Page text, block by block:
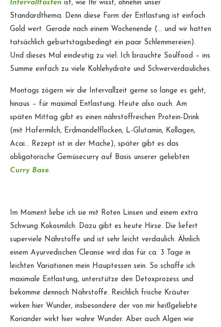
Intervallfasten ist, wie Ihr wisst, ohnehin unser
Standardthema. Denn diese Form der Entlastung ist einfach
Gold wert. Gerade nach einem Wochenende (… und wir hatten
tatsächlich geburtstagsbedingt ein paar Schlemmereien).
Und dieses Mal eindeutig zu viel: Ich brauchte Soulfood – ins
Summe einfach zu viele Kohlehydrate und Schwerverdauliches.
Montags zögern wir die Intervallzeit gerne so lange es geht,
hinaus – für maximal Entlastung. Heute also auch. Am
späten Mittag gibt es einen nährstoffreichen Protein-Drink
(mit Hafermilch, Erdmandelflocken, L-Glutamin, Kollagen,
Acai… Rezept ist in der Mache), später gibt es das
obligatorische Gemüsecurry auf Basis unserer geliebten
Curry Base.
Im Moment liebe ich sie mit Roten Linsen und einem extra
Schwung Kokosmilch. Dazu gibt es heute Hirse. Die liefert
superviele Nährstoffe und ist sehr leicht verdaulich. Ähnlich
einem Ayurvedischen Cleanse wird das für ca. 3 Tage in
leichten Variationen mein Hauptessen sein. So schaffe ich
maximale Entlastung, unterstütze den Detoxprozess und
bekomme dennoch Nährstoffe. Reichlich frische Kräuter
wirken hier Wunder, insbesondere der von mir heißgeliebte
Koriander wirkt hier wahre Wunder. Aber auch Algen wie